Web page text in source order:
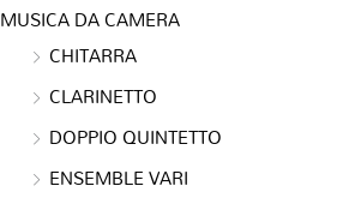
MUSICA DA CAMERA
CHITARRA
CLARINETTO
DOPPIO QUINTETTO
ENSEMBLE VARI